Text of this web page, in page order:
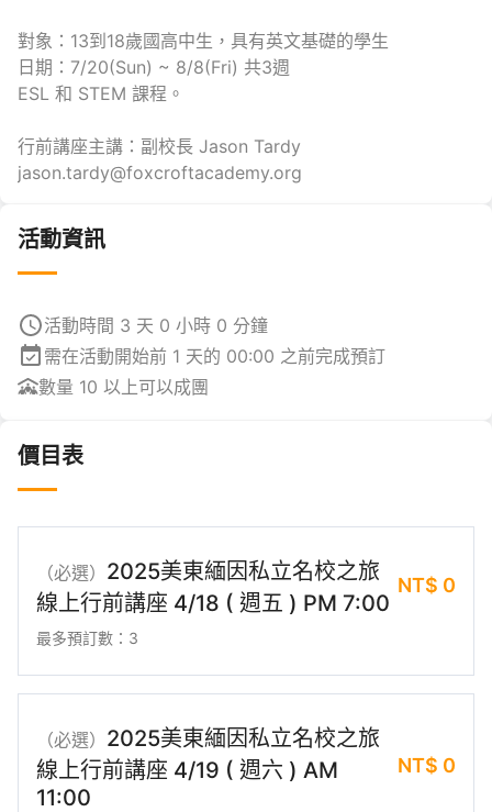
對象：13到18歲國高中生，具有英文基礎的學生
日期：7/20(Sun) ~ 8/8(Fri) 共3週
ESL 和 STEM 課程。
行前講座主講：副校長 Jason Tardy
jason.tardy@foxcroftacademy.org
活動資訊
活動時間 3 天 0 小時 0 分鐘
需在活動開始前 1 天的 00:00 之前完成預訂
數量 10 以上可以成團
價目表
（必選） 2025美東緬因私立名校之旅
線上行前講座 4/18 ( 週五 ) PM 7:00
NT$ 0
最多預訂數：3
（必選） 2025美東緬因私立名校之旅
線上行前講座 4/19 ( 週六 ) AM
11:00
NT$ 0